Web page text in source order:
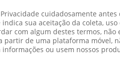
cuidadosamente
sua aceitação da coleta,
com algum destes termos,
partir de uma plataforma móvel,
ou usem nossos